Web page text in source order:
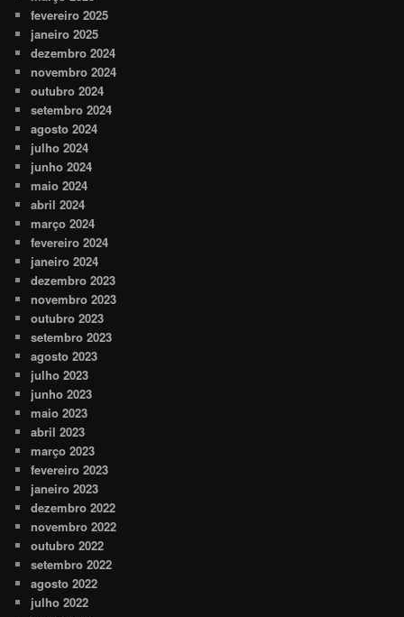
fevereiro 2025
janeiro 2025
dezembro 2024
novembro 2024
outubro 2024
setembro 2024
agosto 2024
julho 2024
junho 2024
maio 2024
abril 2024
março 2024
fevereiro 2024
janeiro 2024
dezembro 2023
novembro 2023
outubro 2023
setembro 2023
agosto 2023
julho 2023
junho 2023
maio 2023
abril 2023
março 2023
fevereiro 2023
janeiro 2023
dezembro 2022
novembro 2022
outubro 2022
setembro 2022
agosto 2022
julho 2022